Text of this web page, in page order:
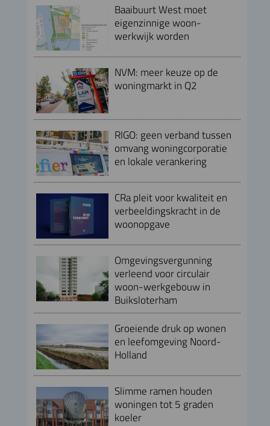
Baaibuurt West moet
eigenzinnige woon-
werkwijk worden
NVM: meer keuze op de
woningmarkt in Q2
RIGO: geen verband tussen
omvang woningcorporatie
en lokale verankering
CRa pleit voor kwaliteit en
verbeeldingskracht in de
woonopgave
Omgevingsvergunning
verleend voor circulair
woon-werkgebouw in
Buiksloterham
Groeiende druk op wonen
en leefomgeving Noord-
Holland
Slimme ramen houden
woningen tot 5 graden
koeler